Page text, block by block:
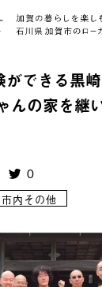
ができる黒
んの家を継
0
市内その他